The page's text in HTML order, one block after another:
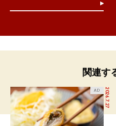
関連す
2026.7.27
AD